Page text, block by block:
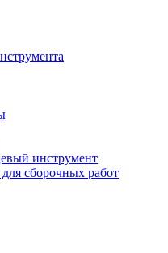
инструмент
сборочных работ